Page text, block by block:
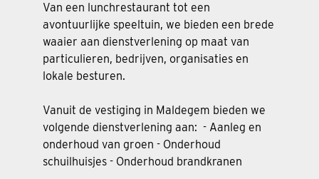
Van een lunchrestaurant tot een
avontuurlijke speeltuin, we bieden een brede
waaier aan dienstverlening op maat van
particulieren, bedrijven, organisaties en
lokale besturen.
Vanuit de vestiging in Maldegem bieden we
volgende dienstverlening aan: - Aanleg en
onderhoud van groen - Onderhoud
schuilhuisjes - Onderhoud brandkranen